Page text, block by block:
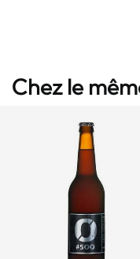
Chez le